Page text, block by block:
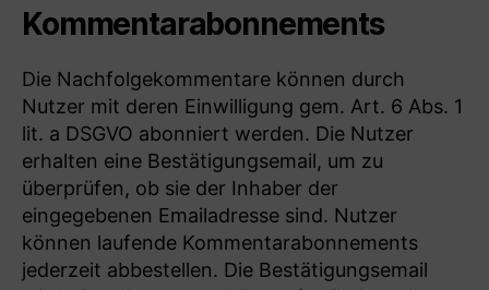
Kommentarabonnements
Die Nachfolgekommentare können durch
Nutzer mit deren Einwilligung gem. Art. 6 Abs. 1
lit. a DSGVO abonniert werden. Die Nutzer
erhalten eine Bestätigungsemail, um zu
überprüfen, ob sie der Inhaber der
eingegebenen Emailadresse sind. Nutzer
können laufende Kommentarabonnements
jederzeit abbestellen. Die Bestätigungsemail